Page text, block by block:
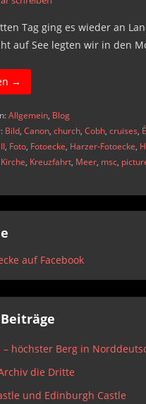
Tag ging es wieder an
auf See legten wir in den
→
Allgemein, Blog
Bild, Canon, church, Cobh, cruises,
, Foto, Fotoecke, Harzer-Fotoecke,
Kirche, Kreuzfahrt, Meer, msc,
auf Facebook
– höchster Berg in
die Dritte
und Edinburgh Castle